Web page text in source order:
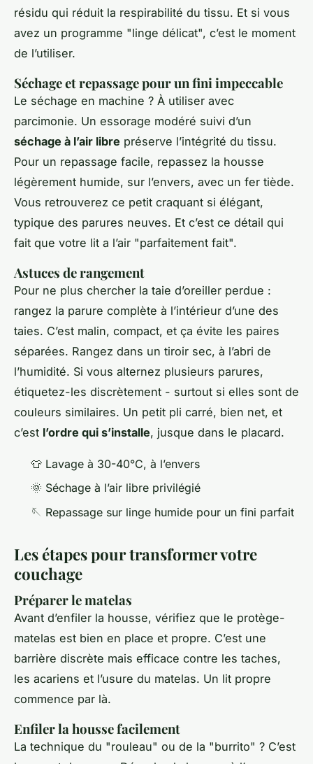
résidu qui réduit la respirabilité du tissu. Et si vous
avez un programme "linge délicat", c’est le moment
de l’utiliser.
Séchage et repassage pour un fini impeccable
Le séchage en machine ? À utiliser avec
parcimonie. Un essorage modéré suivi d’un
séchage à l’air libre préserve l’intégrité du tissu.
Pour un repassage facile, repassez la housse
légèrement humide, sur l’envers, avec un fer tiède.
Vous retrouverez ce petit craquant si élégant,
typique des parures neuves. Et c’est ce détail qui
fait que votre lit a l’air "parfaitement fait".
Astuces de rangement
Pour ne plus chercher la taie d’oreiller perdue :
rangez la parure complète à l’intérieur d’une des
taies. C’est malin, compact, et ça évite les paires
séparées. Rangez dans un tiroir sec, à l’abri de
l’humidité. Si vous alternez plusieurs parures,
étiquetez-les discrètement - surtout si elles sont de
couleurs similaires. Un petit pli carré, bien net, et
c’est l’ordre qui s’installe, jusque dans le placard.
👕 Lavage à 30-40°C, à l’envers
🌞 Séchage à l’air libre privilégié
🪡 Repassage sur linge humide pour un fini parfait
Les étapes pour transformer votre
couchage
Préparer le matelas
Avant d’enfiler la housse, vérifiez que le protège-
matelas est bien en place et propre. C’est une
barrière discrète mais efficace contre les taches,
les acariens et l’usure du matelas. Un lit propre
commence par là.
Enfiler la housse facilement
La technique du "rouleau" ou de la "burrito" ? C’est